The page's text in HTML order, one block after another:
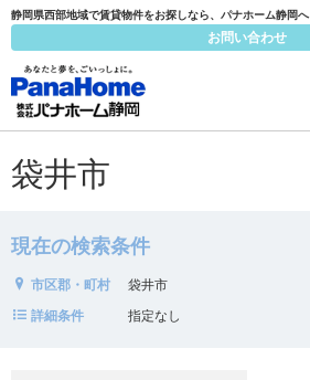
静岡県西部地域で賃貸物件をお探しなら、パナホーム静岡へ
お問い合わせ
袋井市
現在の検索条件
市区郡・町村
袋井市
詳細条件
指定なし